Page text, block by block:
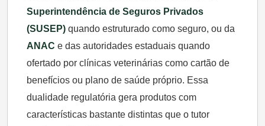
Superintendência de Seguros Privados
(SUSEP) quando estruturado como seguro, ou da
ANAC e das autoridades estaduais quando
ofertado por clínicas veterinárias como cartão de
benefícios ou plano de saúde próprio. Essa
dualidade regulatória gera produtos com
características bastante distintas que o tutor